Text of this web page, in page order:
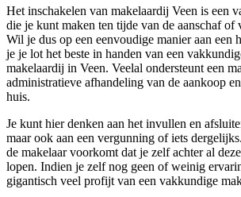
Het inschakelen van makelaardij Veen is een
die je kunt maken ten tijde van de aanschaf of
Wil je dus op een eenvoudige manier aan een
je je lot het beste in handen van een
makelaardij in Veen. Veelal ondersteunt een
administratieve afhandeling van de aankoop
huis.
Je kunt hier denken aan het invullen en
maar ook aan een vergunning of iets
de makelaar voorkomt dat je zelf achter al
lopen. Indien je zelf nog geen of weinig
gigantisch veel profijt van een vakkundige